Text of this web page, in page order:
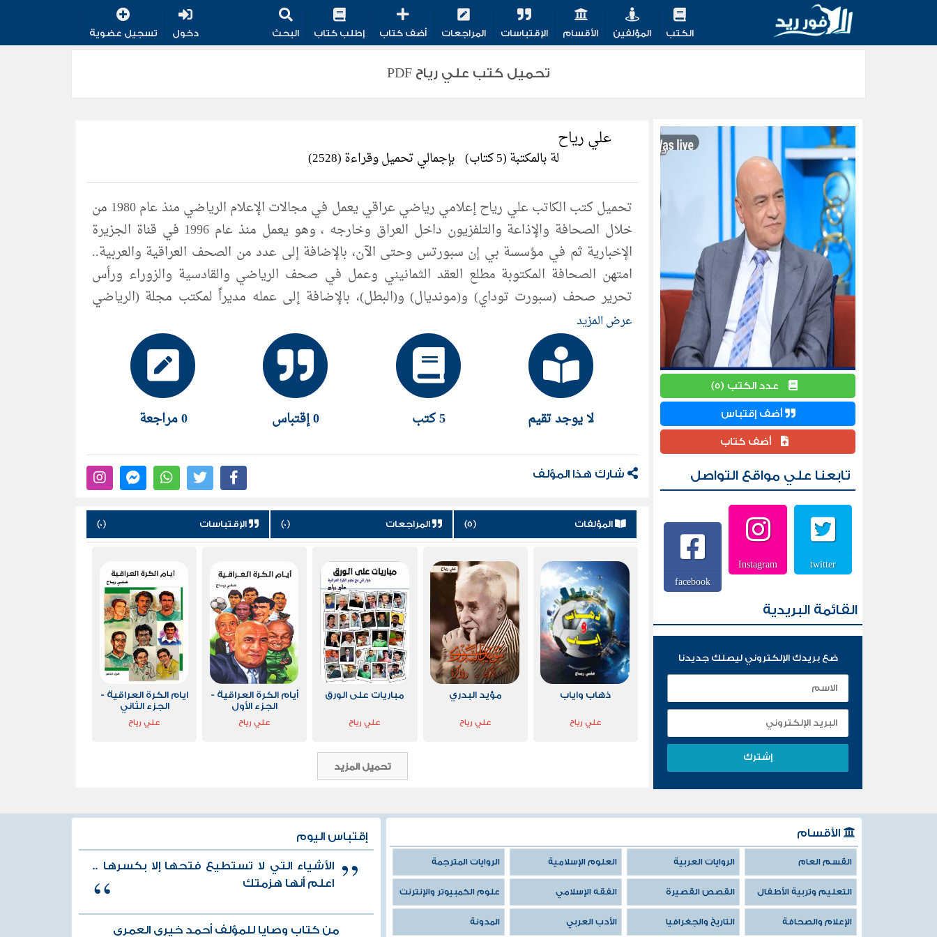
الكتب المؤلفين الأقسام الإقتباسات المراجعات أضف كتاب إطلب كتاب البحث دخول تسجيل عضوية
تحميل كتب علي رياح PDF
علي رياح
لة بالمكتبة (5 كتاب) بإجمالي تحميل وقراءة (2528)
تحميل كتب الكاتب علي رياح إعلامي رياضي عراقي يعمل في مجالات الإعلام الرياضي منذ عام 1980 من
خلال الصحافة والإذاعة والتلفزيون داخل العراق وخارجه ، وهو يعمل منذ عام 1996 في قناة الجزيرة
الإخبارية ثم في مؤسسة بي إن سبورتس وحتى الآن، بالإضافة إلى عدد من الصحف العراقية والعربية..
امتهن الصحافة المكتوبة مطلع العقد الثمانيني وعمل في صحف الرياضي والقادسية والزوراء ورأس
تحرير صحف (سبورت توداي) و(مونديال) و(البطل)، بالإضافة إلى عمله مديراً لمكتب مجلة (الرياضي
أربعة عشر مؤلفاً رياضياً تتناول رصد وتوثيق البطولات الإقليمية والدولية والأولمبية بالإضافة إلى سيرة
عدد من نجوم الكرة العراقية. تولى ميدانياً تغطية العديد من المناسبات الرياضية الكبرى بينها خمس
دورات أولمبية بالإضافة إلى كأس العالم والدورات الآسيوية والعربية وسبع دورات من مسابقة كأس
الخليج العربي لكرة القدم.قدم العديد من البرماج الإاعية والتلفزيونية وشغل منصب مراقب البرامج
الرياضية في إذاعة جمهورية العراق بين عامي 1990 و1997. حاصل على وسام الإبداع للإعلام الرياضي
العربي في الجزائر عام 2016
عرض المزيد
لا يوجد تقيم 5 كتب 0 إقتباس 0 مراجعة
شارك هذا المؤلف
المؤلفات (5) المراجعات (0) الإقتباسات (0)
ذهاب واياب
علي رياح
مؤيد البدري
علي رياح
مباريات على الورق
علي رياح
أيام الكرة العراقية -
الجزء الأول
علي رياح
ايام الكرة العراقية -
الجزء الثاني
علي رياح
تحميل المزيد
عدد الكتب (5)
أضف إقتباس
أضف كتاب
تابعنا علي مواقع التواصل
twitter
Instagram
facebook
القائمة البريدية
ضع بريدك الإلكتروني ليصلك جديدنا
الأقسام
القسم العام الروايات العربية العلوم الإسلامية الروايات المترجمة
التعليم وتربية الأطفال القصص القصيرة الفقه الإسلامي علوم الكمبيوتر والإنترنت
الإعلام والصحافة التاريخ والجغرافيا الأدب العربي المدونة
إقتباس اليوم
الأشياء التي لا تستطيع فتحها إلا بكسرها ..
اعلم أنها هزمتك
من كتاب وصايا للمؤلف أحمد خيري العمري